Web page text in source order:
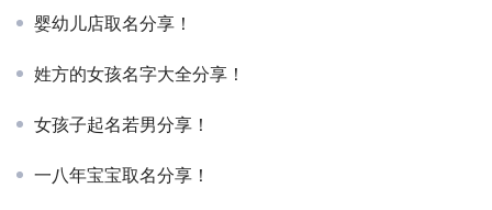
婴幼儿店取名分享！
姓方的女孩名字大全分享！
女孩子起名若男分享！
一八年宝宝取名分享！